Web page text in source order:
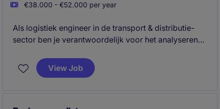
€38.000 - €52.000 per year
Als logistiek engineer in de transport & distributie-
sector ben je verantwoordelijk voor het analyseren
binnen de afdeling. Je draagt bij aan het verbeteren
van prestaties en efficiëntie door middel van data-
View Job